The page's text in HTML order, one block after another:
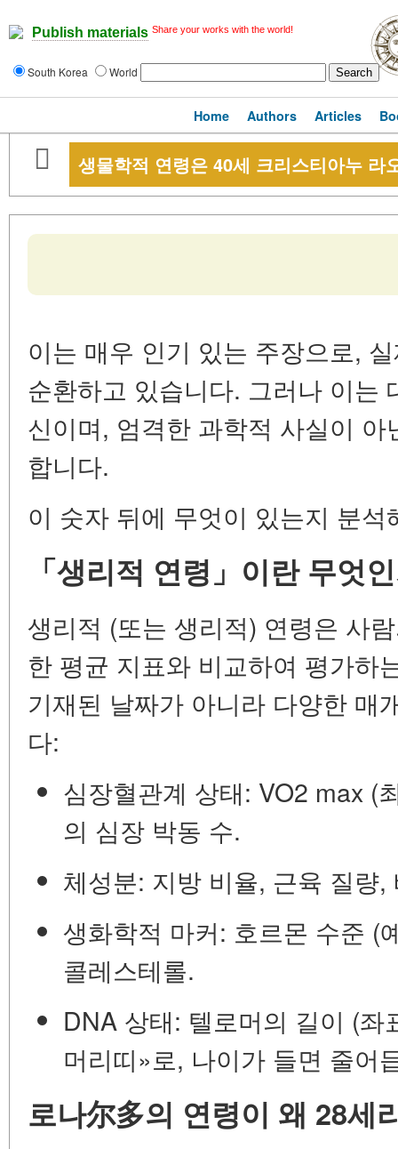
Publish materials Share your works with the world!
South Korea World
Home Authors Articles
생물학적 연령은 40세 크리스티아누 라
이는 매우 인기 있는 주장으로,
순환하고 있습니다. 그러나 이는
신이며, 엄격한 과학적 사실이
합니다.
이 숫자 뒤에 무엇이 있는지 분석
「생리적 연령」이란 무엇
생리적 (또는 생리적) 연령은 사
한 평균 지표와 비교하여 평가하
기재된 날짜가 아니라 다양한 매
다:
심장혈관계 상태: VO2 max (
의 심장 박동 수.
체성분: 지방 비율, 근육 질량,
생화학적 마커: 호르몬 수준 (
콜레스테롤.
DNA 상태: 텔로머의 길이 (좌
머리띠»로, 나이가 들면 줄어
로나尔多의 연령이 왜 28세